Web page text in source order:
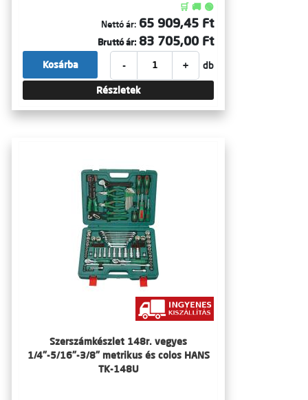
🛒 🚚 🟢
Nettó ár: 65 909,45 Ft
Bruttó ár: 83 705,00 Ft
- + db
Kosárba
Részletek
Szerszámkészlet 148r. vegyes
1/4"-5/16"-3/8" metrikus és colos HANS
TK-148U